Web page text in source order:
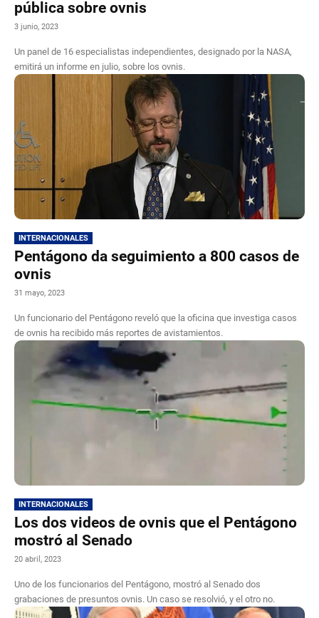
pública sobre ovnis
3 junio, 2023
Un panel de 16 especialistas independientes, designado por la NASA,
emitirá un informe en julio, sobre los ovnis.
INTERNACIONALES
Pentágono da seguimiento a 800 casos de
ovnis
31 mayo, 2023
Un funcionario del Pentágono reveló que la oficina que investiga casos
de ovnis ha recibido más reportes de avistamientos.
INTERNACIONALES
Los dos videos de ovnis que el Pentágono
mostró al Senado
20 abril, 2023
Uno de los funcionarios del Pentágono, mostró al Senado dos
grabaciones de presuntos ovnis. Un caso se resolvió, y el otro no.